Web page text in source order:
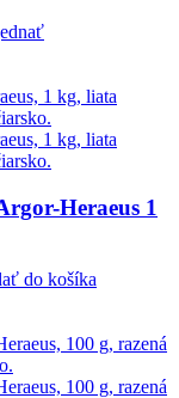
Heraeus 1
do košíka